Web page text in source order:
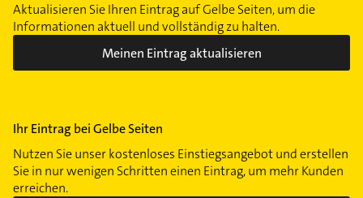
Aktualisieren Sie Ihren Eintrag auf Gelbe Seiten, um die
Informationen aktuell und vollständig zu halten.
Meinen Eintrag aktualisieren
Ihr Eintrag bei Gelbe Seiten
Nutzen Sie unser kostenloses Einstiegsangebot und erstellen
Sie in nur wenigen Schritten einen Eintrag, um mehr Kunden
erreichen.